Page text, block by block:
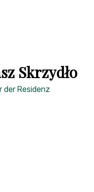
Skrzydło
der Residenz